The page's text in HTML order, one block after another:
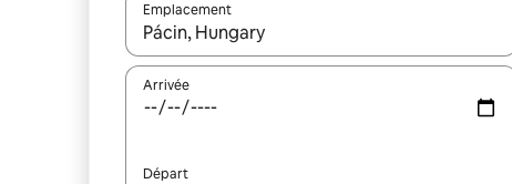
Emplacement
Quand les résultats sont affichés, parcourez-les en
Arrivée
Départ